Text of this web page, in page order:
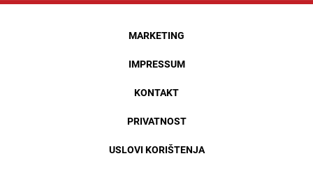
MARKETING
IMPRESSUM
KONTAKT
PRIVATNOST
USLOVI KORIŠTENJA